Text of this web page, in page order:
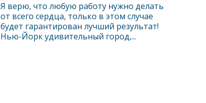
Я верю, что любую работу нужно делать
от всего сердца, только в этом случае
будет гарантирован лучший результат!
Нью-Йорк удивительный город,...